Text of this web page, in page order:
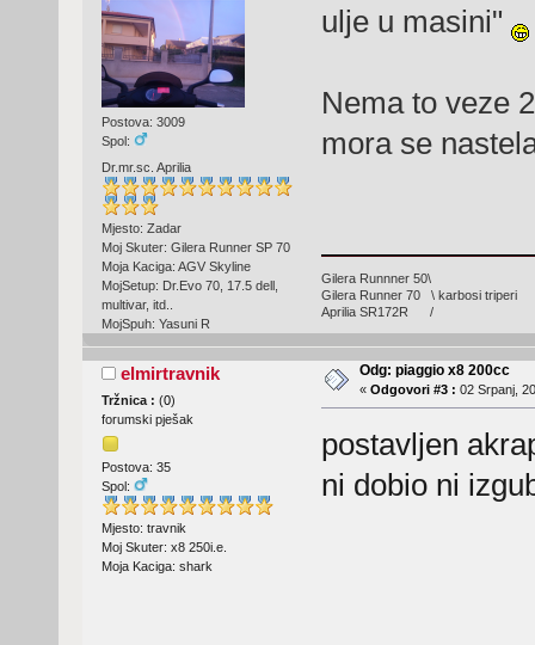
Postova: 3009
Spol:
Dr.mr.sc. Aprilia
Mjesto: Zadar
Moj Skuter: Gilera Runner SP 70
Moja Kaciga: AGV Skyline
MojSetup: Dr.Evo 70, 17.5 dell,
multivar, itd..
MojSpuh: Yasuni R
ulje u masini"
Nema to veze
mora se
Gilera Runnner 50\
Gilera Runner 70 \ karbosi triperi
Aprilia SR172R /
elmirtravnik
Tržnica : (0)
forumski pješak
Postova: 35
Spol:
Mjesto: travnik
Moj Skuter: x8 250i.e.
Moja Kaciga: shark
Odg: piaggio x8 200cc
« Odgovori #3 : 02 Srpanj,
postavljen
ni dobio ni